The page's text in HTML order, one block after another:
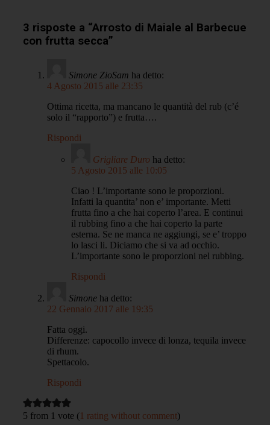
3 risposte a “Arrosto di Maiale al Barbecue
con frutta secca”
Simone ZioSam ha detto:
4 Agosto 2015 alle 23:35
Ottima ricetta, ma mancano le quantità del rub (c’é
solo il “rapporto”) e frutta….
Rispondi
Grigliare Duro ha detto:
5 Agosto 2015 alle 10:05
Ciao ! L’importante sono le proporzioni.
Infatti la quantita’ non e’ importante. Metti
frutta fino a che hai coperto l’area. E continui
il rubbing fino a che hai coperto la parte
esterna. Se ne manca ne aggiungi, se e’ troppo
lo lasci li. Diciamo che si va ad occhio.
L’importante sono le proporzioni nel rubbing.
Rispondi
Simone ha detto:
22 Gennaio 2017 alle 19:35
Fatta oggi.
Differenze: capocollo invece di lonza, tequila invece
di rhum.
Spettacolo.
Rispondi
5 from 1 vote (1 rating without comment)